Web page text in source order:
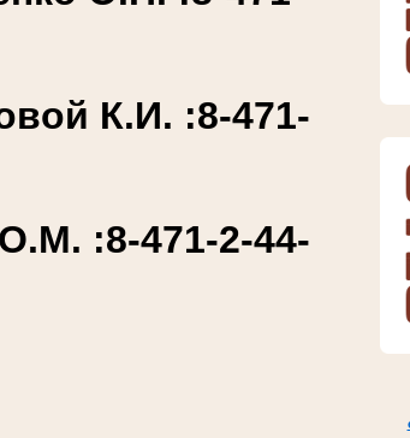
К.И. :8-471-
:8-471-2-44-